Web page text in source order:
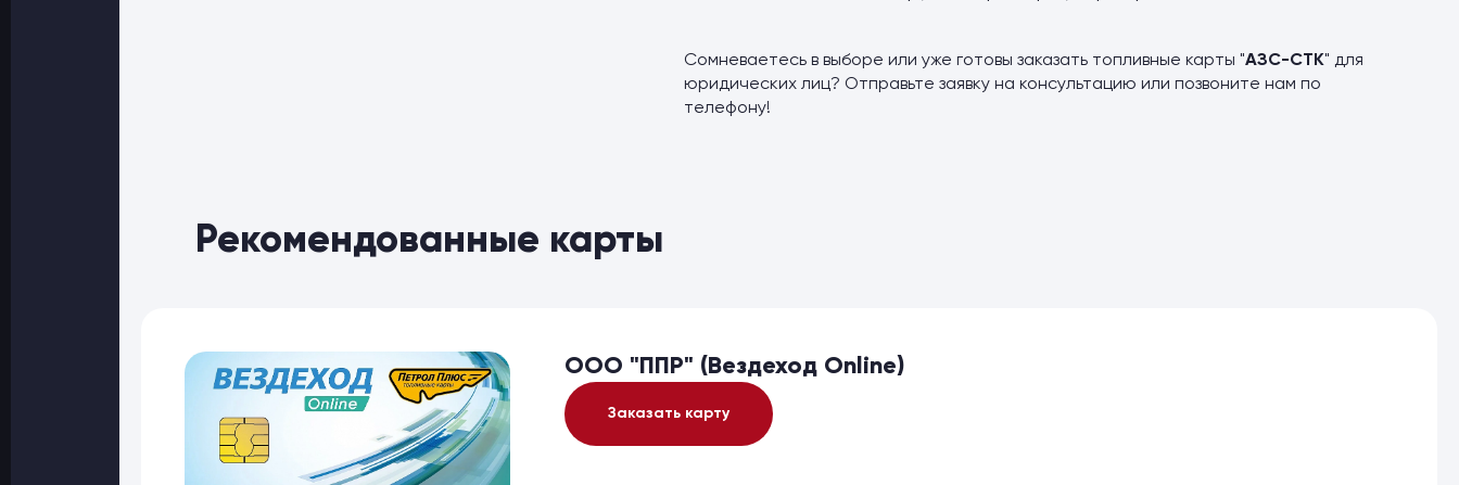
Сомневаетесь в выборе или уже готовы заказать топливные карты "АЗС-СТК" для
юридических лиц? Отправьте заявку на консультацию или позвоните нам по
телефону!
Рекомендованные карты
ООО "ППР" (Вездеход Online)
Заказать карту